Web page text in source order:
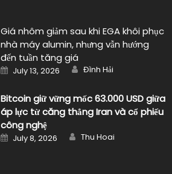
Giá nhôm giảm sau khi EGA khôi phục
nhà máy alumin, nhưng vẫn hướng
đến tuần tăng giá
Posted
on
July 13, 2026 Author
Đình Hải
Bitcoin giữ vững mốc 63.000 USD giữa
áp lực từ căng thẳng Iran và cổ phiếu
công nghệ
Posted
on
July 8, 2026 Author
Thu Hoai